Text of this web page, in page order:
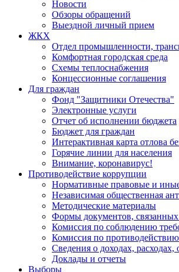
Новости
Обзоры обращений
Выездной личный прием
ЖКХ
Отдел промышленности,
Комфортная городская среда
Схемы теплоснабжения
Концессионные соглашения
Для граждан
Фонд "Защитники Отечества"
Электронные услуги
Отчет об исполнении бюджета
Бюджет для граждан
Интерактивная карта отлова
Горячие линии для населения
Внимание, коронавирус!
Противодействие коррупции
Нормативные правовые и
Независимая общественная
Методические материалы
Формы документов,
Комиссия по соблюдению
Комиссия по
Сведения о доходах, расходах,
Доклады и отчеты
Выборы